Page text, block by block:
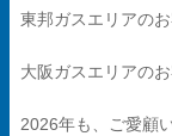
東邦ガスエリアの
大阪ガスエリアの
2026年も、ご愛顧